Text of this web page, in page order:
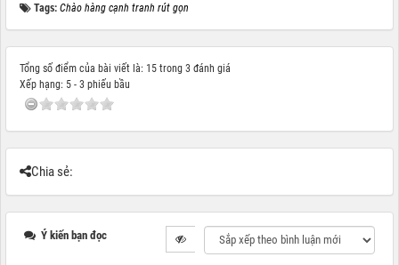
Tags: Chào hàng cạnh tranh rút gọn
Tổng số điểm của bài viết là: 15 trong 3 đánh giá
Xếp hạng: 5 - 3 phiếu bầu
Chia sẻ:
Ý kiến bạn đọc